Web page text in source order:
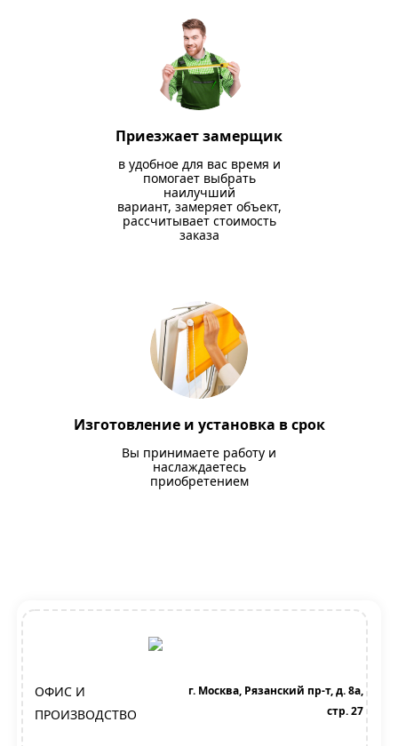
Приезжает замерщик
в удобное для вас время и
помогает выбрать
наилучший
вариант, замеряет объект,
рассчитывает стоимость
заказа
Изготовление и установка в срок
Вы принимаете работу и
наслаждаетесь
приобретением
ОФИС И
ПРОИЗВОДСТВО
г. Москва, Рязанский пр-т, д. 8а,
стр. 27